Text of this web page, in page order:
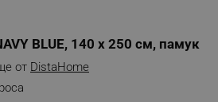
BLUE, 140 х 250 см, памук
от DistaHome